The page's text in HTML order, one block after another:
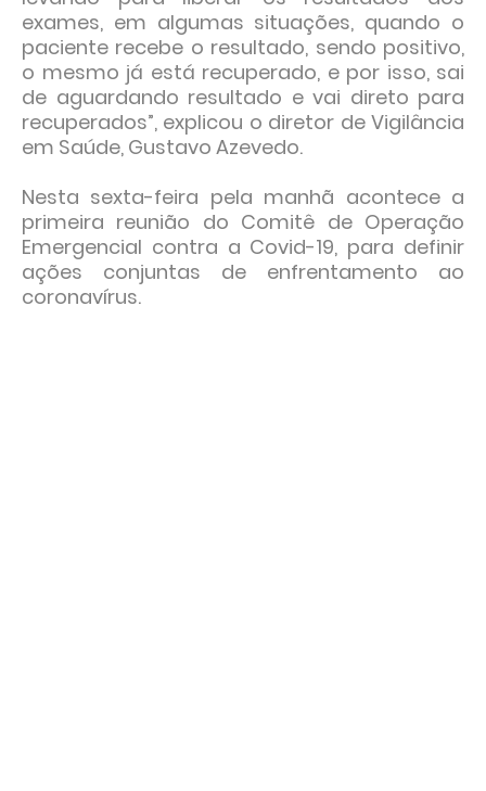
exames, em algumas situações, quando o
paciente recebe o resultado, sendo positivo,
o mesmo já está recuperado, e por isso, sai
de aguardando resultado e vai direto para
recuperados”, explicou o diretor de Vigilância
em Saúde, Gustavo Azevedo.
Nesta sexta-feira pela manhã acontece a
primeira reunião do Comitê de Operação
Emergencial contra a Covid-19, para definir
ações conjuntas de enfrentamento ao
coronavírus.